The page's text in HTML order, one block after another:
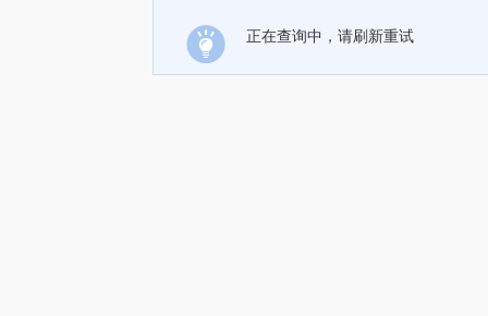
正在查询中，请刷新重试